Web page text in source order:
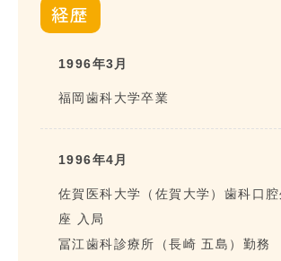
経歴
1996年3月
福岡歯科大学卒業
1996年4月
佐賀医科大学（佐賀大学）歯科口
座 入局
冨江歯科診療所（長崎 五島）勤務